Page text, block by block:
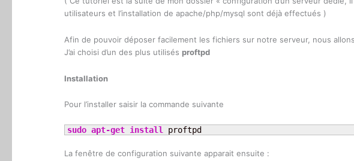
utilisateurs et l’installation de apache/php/mysql sont déjà effectués )
Afin de pouvoir déposer facilement les fichiers sur notre serveur, nous
J’ai choisi d’un des plus utilisés proftpd
Installation
Pour l’installer saisir la commande suivante
sudo apt-get install proftpd
La fenêtre de configuration suivante apparait ensuite :